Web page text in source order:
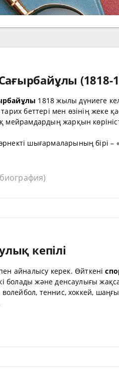
(1818-
1818 жылы дүниеге
беттері мен өзінің жеке
мейрамдардың жарқын
шығармаларының бірі –
кепілі
айналысу керек. Өйткені
болады және денсаулығы
волейбол, теннис, хоккей,